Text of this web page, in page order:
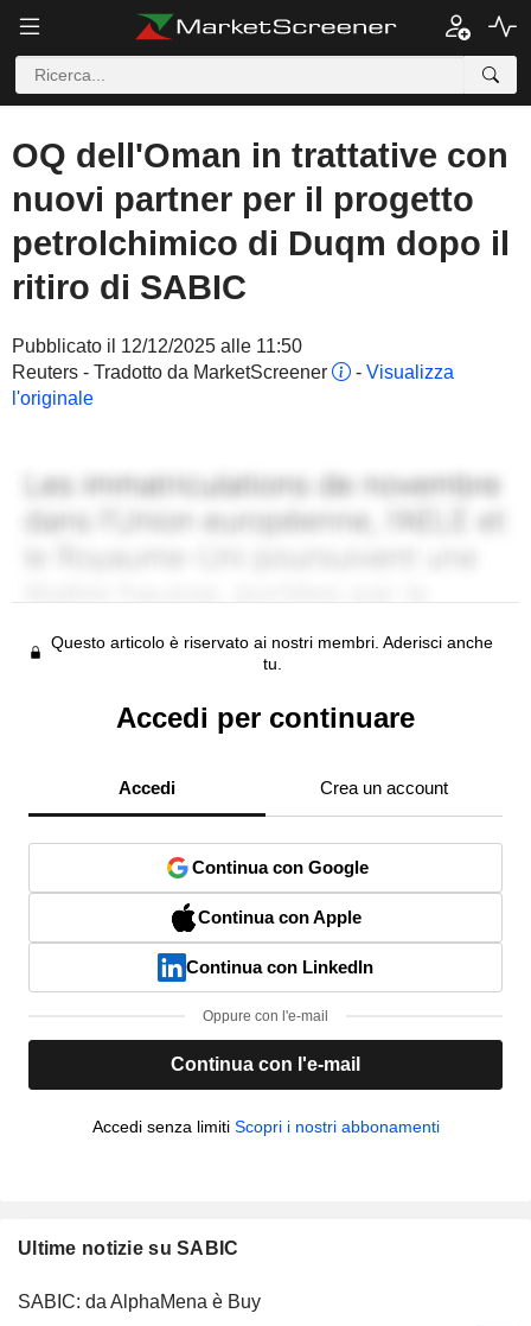
OQ dell'Oman in trattative con
nuovi partner per il progetto
petrolchimico di Duqm dopo il
ritiro di SABIC
Pubblicato il 12/12/2025 alle 11:50
Reuters - Tradotto da MarketScreener
- Visualizza
l'originale
Questo articolo è riservato ai nostri membri. Aderisci anche
tu.
Accedi per continuare
Accedi Crea un account
Continua con Google
Continua con Apple
Continua con LinkedIn
Oppure con l'e-mail
Continua con l'e-mail
Accedi senza limiti Scopri i nostri abbonamenti
Ultime notizie su SABIC
SABIC: da AlphaMena è Buy